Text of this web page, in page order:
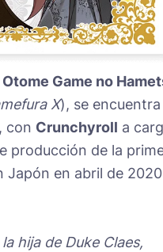
Otome Game no
X), se encuentra
con Crunchyroll a
producción de la
Japón en abril de
hija de Duke Claes,